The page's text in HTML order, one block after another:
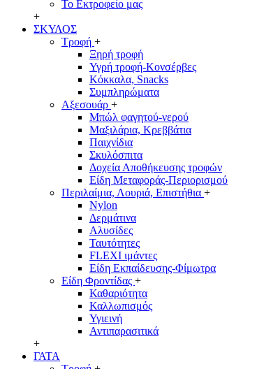
Το Εκτροφείο μας
+
ΣΚΥΛΟΣ
Τροφή +
Ξηρή τροφή
Υγρή τροφή-Κονσέρβες
Κόκκαλα, Snacks
Συμπληρώματα
Αξεσουάρ +
Μπώλ φαγητού-νερού
Μαξιλάρια, Κρεββάτια
Παιχνίδια
Σκυλόσπιτα
Δοχεία Αποθήκευσης τροφών
Είδη Μεταφοράς-Περιορισμού
Περιλαίμια, Λουριά, Επιστήθια +
Nylon
Δερμάτινα
Αλυσίδες
Ταυτότητες
FLEXI ιμάντες
Είδη Εκπαίδευσης-Φίμωτρα
Είδη Φροντίδας +
Καθαριότητα
Καλλωπισμός
Υγιεινή
Αντιπαρασιτικά
+
ΓΑΤΑ